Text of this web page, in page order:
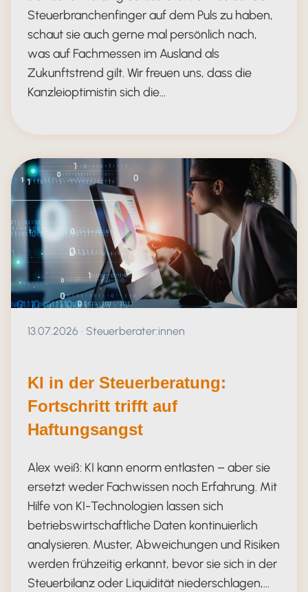
Titelbild KI-Tellerrand Interview
Steuerbranchenfinger auf dem Puls zu haben,
schaut sie auch gerne mal persönlich nach,
was auf Fachmessen im Ausland als
Zukunftstrend gilt. Wir freuen uns, dass die
Kanzleioptimistin sich die…
Veröffentlicht am 13.07.2026
13.07.2026 · Steuerberater:innen
KI in der Steuerberatung:
Fortschritt trifft auf
Haftungsangst
Alex weiß: KI kann enorm entlasten – aber sie
ersetzt weder Fachwissen noch Erfahrung. Mit
Hilfe von KI-Technologien lassen sich
betriebswirtschaftliche Daten kontinuierlich
analysieren. Muster, Abweichungen und Risiken
werden frühzeitig erkannt, bevor sie sich in der
Steuerbilanz oder Liquidität niederschlagen,…